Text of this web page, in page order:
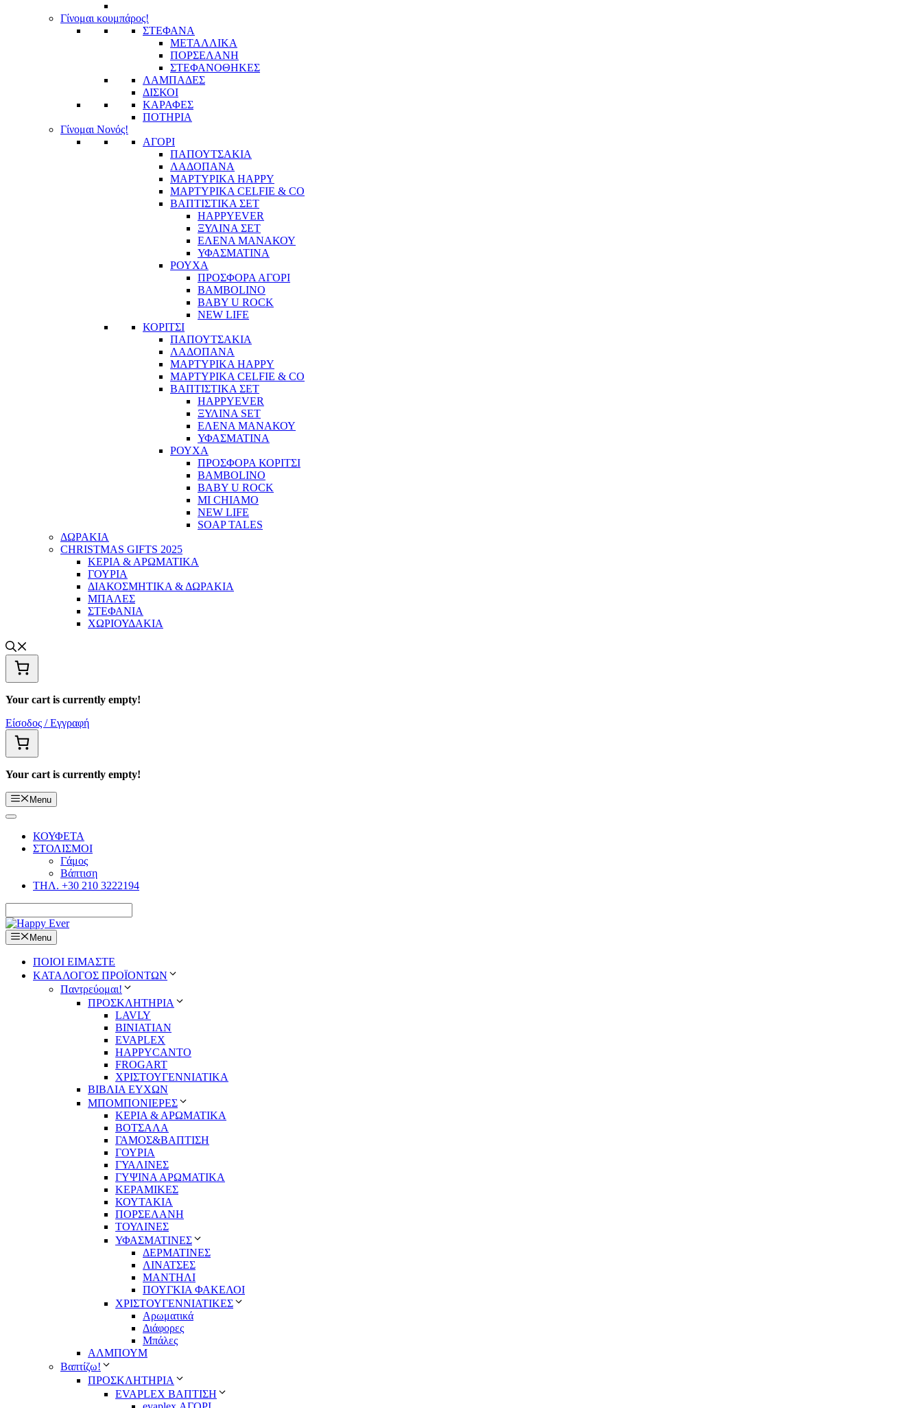
Γίνομαι κουμπάρος!
ΣΤΕΦΑΝΑ
ΜΕΤΑΛΛΙΚΑ
ΠΟΡΣΕΛΑΝΗ
ΣΤΕΦΑΝΟΘΗΚΕΣ
ΛΑΜΠΑΔΕΣ
ΔΙΣΚΟΙ
ΚΑΡΑΦΕΣ
ΠΟΤΗΡΙΑ
Γίνομαι Νονός!
ΑΓΟΡΙ
ΠΑΠΟΥΤΣΑΚΙΑ
ΛΑΔΟΠΑΝΑ
ΜΑΡΤΥΡΙΚΑ HAPPY
ΜΑΡΤΥΡΙΚΑ CELFIE & CO
ΒΑΠΤΙΣΤΙΚΑ ΣΕΤ
HAPPYEVER
ΞΥΛΙΝΑ ΣΕΤ
ΕΛΕΝΑ ΜΑΝΑΚΟΥ
ΥΦΑΣΜΑΤΙΝΑ
ΡΟΥΧΑ
ΠΡΟΣΦΟΡΑ ΑΓΟΡΙ
BAMBOLINO
BABY U ROCK
NEW LIFE
ΚΟΡΙΤΣΙ
ΠΑΠΟΥΤΣΑΚΙΑ
ΛΑΔΟΠΑΝΑ
ΜΑΡΤΥΡΙΚΑ HAPPY
ΜΑΡΤΥΡΙΚΑ CELFIE & CO
ΒΑΠΤΙΣΤΙΚΑ ΣΕΤ
HAPPYEVER
ΞΥΛΙΝΑ SET
ΕΛΕΝΑ ΜΑΝΑΚΟΥ
ΥΦΑΣΜΑΤΙΝΑ
ΡΟΥΧΑ
ΠΡΟΣΦΟΡΑ ΚΟΡΙΤΣΙ
BAMBOLINO
BABY U ROCK
MI CHIAMO
NEW LIFE
SOAP TALES
ΔΩΡΑΚΙΑ
CHRISTMAS GIFTS 2025
ΚΕΡΙΑ & ΑΡΩΜΑΤΙΚΑ
ΓΟΥΡΙΑ
ΔΙΑΚΟΣΜΗΤΙΚΑ & ΔΩΡΑΚΙΑ
ΜΠΑΛΕΣ
ΣΤΕΦΑΝΙΑ
ΧΩΡΙΟΥΔΑΚΙΑ
Your cart is currently empty!
Είσοδος / Εγγραφή
Your cart is currently empty!
Menu
ΚΟΥΦΕΤΑ
ΣΤΟΛΙΣΜΟΙ
Γάμος
Βάπτιση
ΤΗΛ. +30 210 3222194
Menu
ΠΟΙΟΙ ΕΙΜΑΣΤΕ
ΚΑΤΑΛΟΓΟΣ ΠΡΟΪΟΝΤΩΝ
Παντρεύομαι!
ΠΡΟΣΚΛΗΤΗΡΙΑ
LAVLY
BINIATIAN
EVAPLEX
HAPPYCANTO
FROGART
ΧΡΙΣΤΟΥΓΕΝΝΙΑΤΙΚΑ
ΒΙΒΛΙΑ ΕΥΧΩΝ
ΜΠΟΜΠΟΝΙΕΡΕΣ
ΚΕΡΙΑ & ΑΡΩΜΑΤΙΚΑ
ΒΟΤΣΑΛΑ
ΓΑΜΟΣ&ΒΑΠΤΙΣΗ
ΓΟΥΡΙΑ
ΓΥΑΛΙΝΕΣ
ΓΥΨΙΝΑ ΑΡΩΜΑΤΙΚΑ
ΚΕΡΑΜΙΚΕΣ
ΚΟΥΤΑΚΙΑ
ΠΟΡΣΕΛΑΝΗ
ΤΟΥΛΙΝΕΣ
ΥΦΑΣΜΑΤΙΝΕΣ
ΔΕΡΜΑΤΙΝΕΣ
ΛΙΝΑΤΣΕΣ
ΜΑΝΤΗΛΙ
ΠΟΥΓΚΙΑ ΦΑΚΕΛΟΙ
ΧΡΙΣΤΟΥΓΕΝΝΙΑΤΙΚΕΣ
Αρωματικά
Διάφορες
Μπάλες
ΑΛΜΠΟΥΜ
Βαπτίζω!
ΠΡΟΣΚΛΗΤΗΡΙΑ
EVAPLEX ΒΑΠΤΙΣΗ